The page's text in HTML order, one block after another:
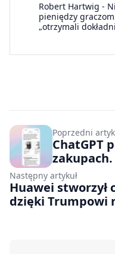
Robert Hartwig -
pieniędzy
„otrzymali
Poprzedni
ChatGPT
zalety
opinie na
Następny artykuł
Huawei
dzięki Trumpowi